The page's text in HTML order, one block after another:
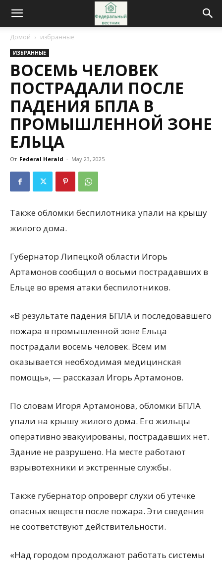
Домой избранные
ИЗБРАННЫЕ
ВОСЕМЬ ЧЕЛОВЕК
ПОСТРАДАЛИ ПОСЛЕ
ПАДЕНИЯ БПЛА В
ПРОМЫШЛЕННОЙ ЗОНЕ
ЕЛЬЦА
От Federal Herald - May 23, 2025
Также обломки беспилотника упали на крышу
жилого дома.
Губернатор Липецкой области Игорь
Артамонов сообщил о восьми пострадавших в
Ельце во время атаки беспилотников.
«В результате падения БПЛА и последовавшего
пожара в промышленной зоне Ельца
пострадали восемь человек. Всем им
оказывается необходимая медицинская
помощь», — рассказал Игорь Артамонов.
По словам Игоря Артамонова, обломки БПЛА
упали на крышу жилого дома. Его жильцы
оперативно эвакуированы, пострадавших нет.
Здание не разрушено. На месте работают
взрывотехники и экстренные службы.
Также губернатор опроверг слухи об утечке
опасных веществ после пожара. Эти сведения
не соответствуют действительности.
«Над городом продолжают работать системы